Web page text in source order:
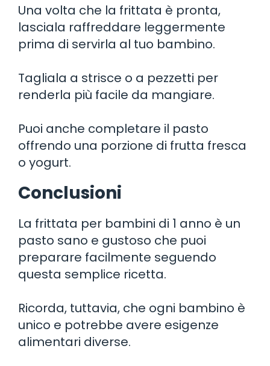
Una volta che la frittata è pronta,
lasciala raffreddare leggermente
prima di servirla al tuo bambino.
Tagliala a strisce o a pezzetti per
renderla più facile da mangiare.
Puoi anche completare il pasto
offrendo una porzione di frutta fresca
o yogurt.
Conclusioni
La frittata per bambini di 1 anno è un
pasto sano e gustoso che puoi
preparare facilmente seguendo
questa semplice ricetta.
Ricorda, tuttavia, che ogni bambino è
unico e potrebbe avere esigenze
alimentari diverse.